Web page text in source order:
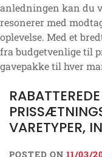
anledningen kan du
resonerer med
oplevelse. Med et
fra budgetvenlige til
gavepakke til hver
VARETYPER,
POSTED ON 11/03/